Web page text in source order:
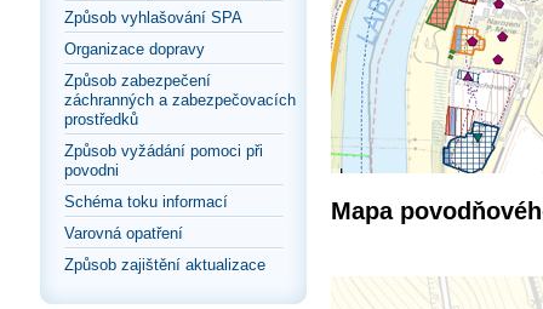
Způsob vyhlašování SPA
Organizace dopravy
Způsob zabezpečení
záchranných a zabezpečovacích
prostředků
Způsob vyžádání pomoci při
povodni
Schéma toku informací
Varovná opatření
Způsob zajištění aktualizace
Mapa